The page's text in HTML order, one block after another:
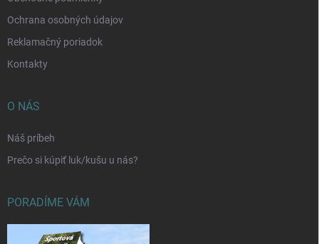
Ochrana osobných údajov
Reklamačný poriadok
Kontakty
O NÁS
Náš príbeh
Prečo si kúpiť luk/kušu u nás?
PORADÍME VÁM